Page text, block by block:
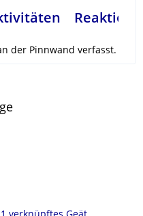
der Pinnwand verfasst.